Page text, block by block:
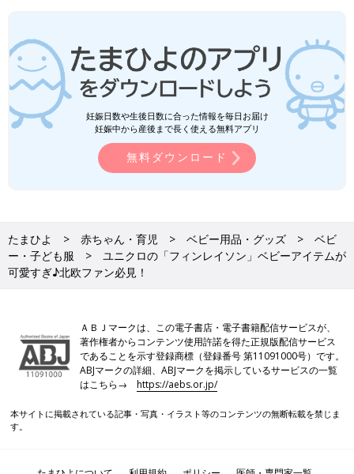
妊娠日数や生後日数に合った情報を毎日お届け
妊娠中から産後まで長く使える無料アプリ
無料ダウンロード
たまひよ 赤ちゃん・育児 ベビー用品・グッズ
ベビ
ー・子ども服
ユニクロの「フィンレイソン」ベビーアイテムが
可愛すぎ♪北欧ファン必見！
ＡＢＪマークは、この電子書店・電子書籍配信サービスが、
著作権者からコンテンツ使用許諾を得た正規版配信サービス
であることを示す登録商標（登録番号 第11091000号）です。
ABJマークの詳細、ABJマークを掲示しているサービスの一覧
はこちら→https://aebs.or.jp/
本サイトに掲載されている記事・写真・イラスト等のコンテンツの無断転載を禁じま
す。